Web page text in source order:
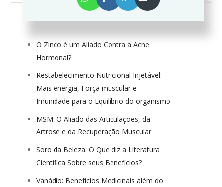
O Zinco é um Aliado Contra a Acne
Hormonal?
Restabelecimento Nutricional Injetável:
Mais energia, Força muscular e
Imunidade para o Equilíbrio do organismo
MSM: O Aliado das Articulações, da
Artrose e da Recuperação Muscular
Soro da Beleza: O Que diz a Literatura
Científica Sobre seus Benefícios?
Vanádio: Benefícios Medicinais além do